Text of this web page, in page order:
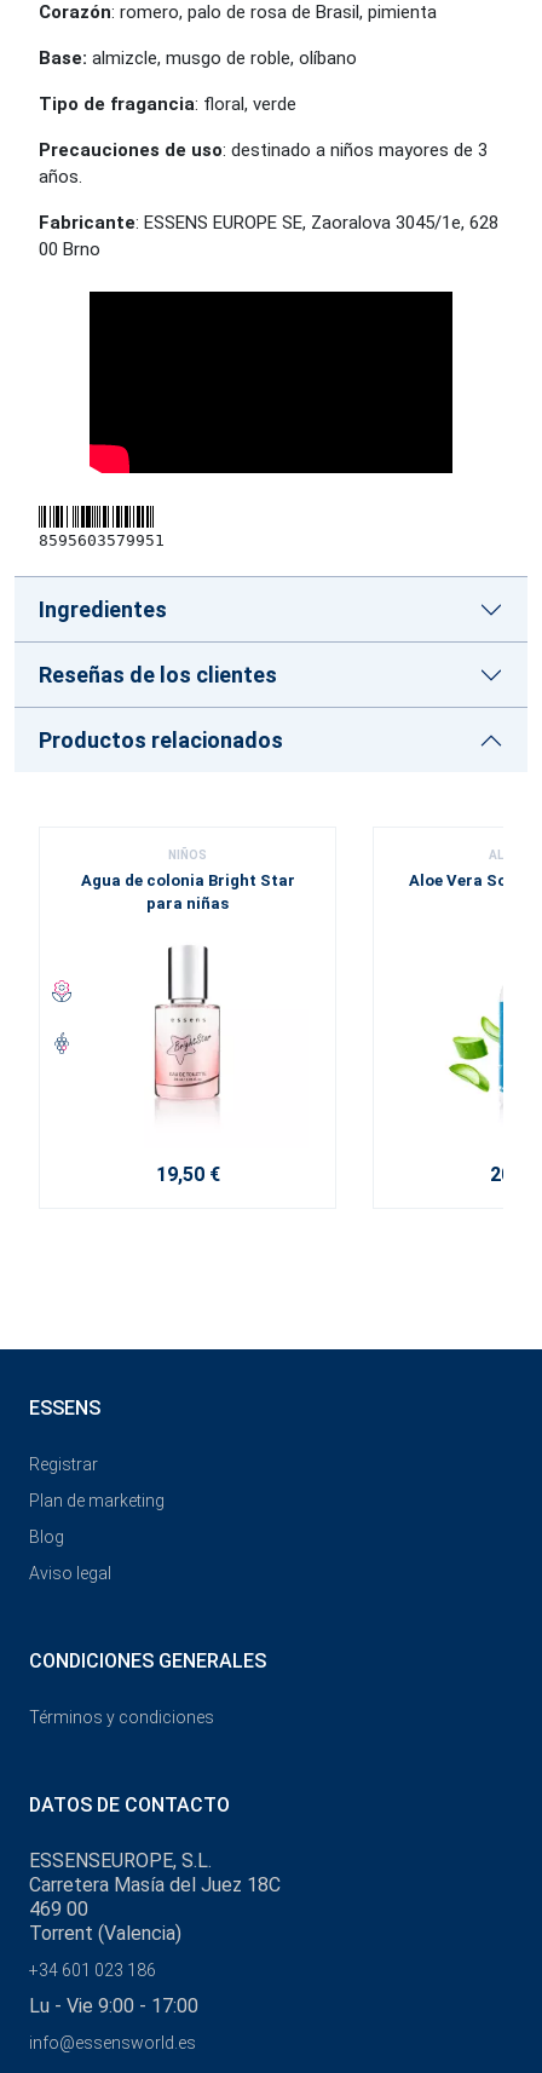
Corazón: romero, palo de rosa de Brasil, pimienta
Base: almizcle, musgo de roble, olíbano
Tipo de fragancia: floral, verde
Precauciones de uso: destinado a niños mayores de 3
años.
Fabricante: ESSENS EUROPE SE, Zaoralova 3045/1e, 628
00 Brno
8595603579951
Ingredientes
Reseñas de los clientes
Productos relacionados
NIÑOS
Agua de colonia Bright Star
para niñas
19,50 €
ALOE
Aloe Vera Soft
20,70
ESSENS
Registrar
Plan de marketing
Blog
Aviso legal
CONDICIONES GENERALES
Términos y condiciones
DATOS DE CONTACTO
ESSENSEUROPE, S.L.
Carretera Masía del Juez 18C
469 00
Torrent (Valencia)
+34 601 023 186
Lu - Vie 9:00 - 17:00
info@essensworld.es